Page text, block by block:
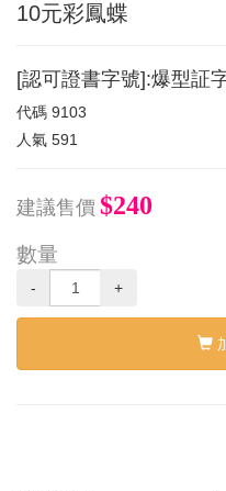
10元彩鳳蝶
[認可證書字號]:爆型証
代碼 9103
人氣 591
建議售價 $240
數量
- +